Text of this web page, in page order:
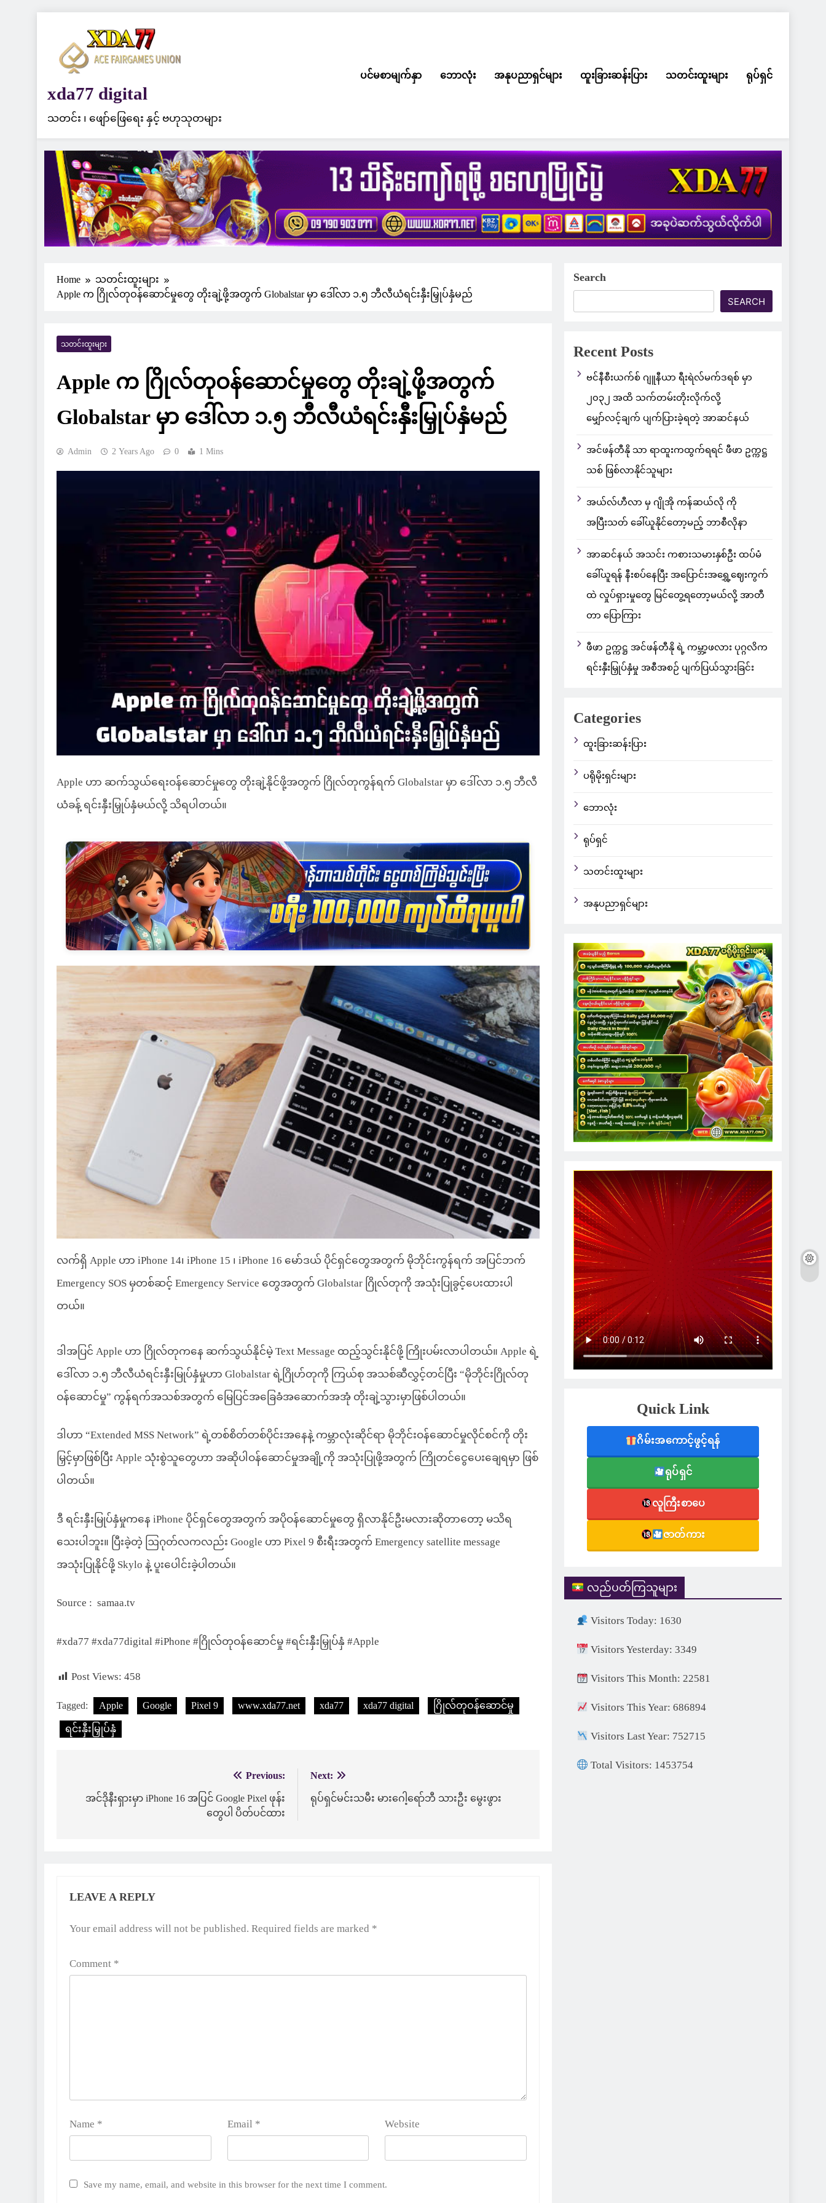
xda77 digital
သတင်း ၊ ဖျော်ဖြေရေး နှင့် ဗဟုသုတများ
ပင်မစာမျက်နှာ ဘောလုံး အနုပညာရှင်များ ထူးခြားဆန်းပြား သတင်းထူးများ ရုပ်ရှင်
Home
သတင်းထူးများ
Apple က ဂြိုလ်တုဝန်ဆောင်မှုတွေ တိုးချဲ့ဖို့အတွက် Globalstar မှာ ဒေါ်လာ ၁.၅ ဘီလီယံရင်းနှီးမြှုပ်နှံမည်
သတင်းထူးများ
Apple က ဂြိုလ်တုဝန်ဆောင်မှုတွေ တိုးချဲ့ဖို့အတွက်
Globalstar မှာ ဒေါ်လာ ၁.၅ ဘီလီယံရင်းနှီးမြှုပ်နှံမည်
Admin 2 Years Ago 0 1 Mins
Apple ဟာ ဆက်သွယ်ရေးဝန်ဆောင်မှုတွေ တိုးချဲ့နိုင်ဖို့အတွက် ဂြိုလ်တုကွန်ရက် Globalstar မှာ ဒေါ်လာ ၁.၅ ဘီလီ
ယံခန့် ရင်းနှီးမြှုပ်နှံမယ်လို့ သိရပါတယ်။
လက်ရှိ Apple ဟာ iPhone 14၊ iPhone 15 ၊ iPhone 16 မော်ဒယ် ပိုင်ရှင်တွေအတွက် မိုဘိုင်းကွန်ရက် အပြင်ဘက်
Emergency SOS မှတစ်ဆင့် Emergency Service တွေအတွက် Globalstar ဂြိုလ်တုကို အသုံးပြုခွင့်ပေးထားပါ
တယ်။
ဒါအပြင် Apple ဟာ ဂြိုလ်တုကနေ ဆက်သွယ်နိုင်မဲ့ Text Message ထည့်သွင်းနိုင်ဖို့ ကြိုးပမ်းလာပါတယ်။ Apple ရဲ့
ဒေါ်လာ ၁.၅ ဘီလီယံရင်းနှီးမြုပ်နှံမှုဟာ Globalstar ရဲ့ဂြိုဟ်တုကို ကြယ်စု အသစ်ဆီလွှင့်တင်ပြီး “မိုဘိုင်းဂြိုလ်တု
ဝန်ဆောင်မှု” ကွန်ရက်အသစ်အတွက် မြေပြင်အခြေခံအဆောက်အအုံ တိုးချဲ့သွားမှာဖြစ်ပါတယ်။
ဒါဟာ “Extended MSS Network” ရဲ့တစ်စိတ်တစ်ပိုင်းအနေနဲ့ ကမ္ဘာလုံးဆိုင်ရာ မိုဘိုင်းဝန်ဆောင်မှုလိုင်စင်ကို တိုး
မြှင့်မှာဖြစ်ပြီး Apple သုံးစွဲသူတွေဟာ အဆိုပါဝန်ဆောင်မှုအချို့ကို အသုံးပြုဖို့အတွက် ကြိုတင်ငွေပေးချေရမှာ ဖြစ်
ပါတယ်။
ဒီ ရင်းနှီးမြုပ်နှံမှုကနေ iPhone ပိုင်ရှင်တွေအတွက် အပိုဝန်ဆောင်မှုတွေ ရှိလာနိုင်ဦးမလားဆိုတာတော့ မသိရ
သေးပါဘူး။ ပြီးခဲ့တဲ့ ဩဂုတ်လကလည်း Google ဟာ Pixel 9 စီးရီးအတွက် Emergency satellite message
အသုံးပြုနိုင်ဖို့ Skylo နဲ့ ပူးပေါင်းခဲ့ပါတယ်။
Source : samaa.tv
#xda77 #xda77digital #iPhone #ဂြိုလ်တုဝန်ဆောင်မှု #ရင်းနှီးမြှုပ်နှံ #Apple
Post Views: 458
Tagged: Apple Google Pixel 9 www.xda77.net xda77 xda77 digital ဂြိုလ်တုဝန်ဆောင်မှု
ရင်းနှီးမြှုပ်နှံ
navigation
Previous:
အင်ဒိုနီးရှားမှာ iPhone 16 အပြင် Google Pixel ဖုန်း
တွေပါ ပိတ်ပင်ထား
Next:
ရုပ်ရှင်မင်းသမီး မားဂေါ့ရော်ဘီ သားဦး မွေးဖွား
LEAVE A REPLY
Your email address will not be published. Required fields are marked *
Comment *
Name * Email * Website
Save my name, email, and website in this browser for the next time I comment.
Alternative:
Search
SEARCH
Recent Posts
ဗင်နီစီးယက်စ် ဂျူနီယာ ရီးရဲလ်မက်ဒရစ် မှာ
၂၀၃၂ အထိ သက်တမ်းတိုးလိုက်လို့
မျှော်လင့်ချက် ပျက်ပြားခဲ့ရတဲ့ အာဆင်နယ်
အင်ဖန်တီနို သာ ရာထူးကထွက်ရရင် ဖီဖာ ဥက္ကဋ္ဌ
သစ် ဖြစ်လာနိုင်သူများ
အယ်လ်ဟီလာ မှ ဂျိုအို ကန်ဆယ်လို ကို
အပြီးသတ် ခေါ်ယူနိုင်တော့မည့် ဘာစီလိုနာ
အာဆင်နယ် အသင်း ကစားသမားနှစ်ဦး ထပ်မံ
ခေါ်ယူရန် နီးစပ်နေပြီး အပြောင်းအရွှေ့ဈေးကွက်
ထဲ လှုပ်ရှားမှုတွေ မြင်တွေ့ရတော့မယ်လို့ အာတီ
တာ ပြောကြား
ဖီဖာ ဥက္ကဋ္ဌ အင်ဖန်တီနို ရဲ့ ကမ္ဘာ့ဖလား ပုဂ္ဂလိက
ရင်းနှီးမြှုပ်နှံမှု အစီအစဉ် ပျက်ပြယ်သွားခြင်း
Categories
ထူးခြားဆန်းပြား
ပရိုမိုးရှင်းများ
ဘောလုံး
ရုပ်ရှင်
သတင်းထူးများ
အနုပညာရှင်များ
Quick Link
ဂိမ်းအကောင့်ဖွင့်ရန်
ရုပ်ရှင်
လူကြီးစာပေ
ဇာတ်ကား
လည်ပတ်ကြသူများ
Visitors Today: 1630
Visitors Yesterday: 3349
Visitors This Month: 22581
Visitors This Year: 686894
Visitors Last Year: 752715
Total Visitors: 1453754